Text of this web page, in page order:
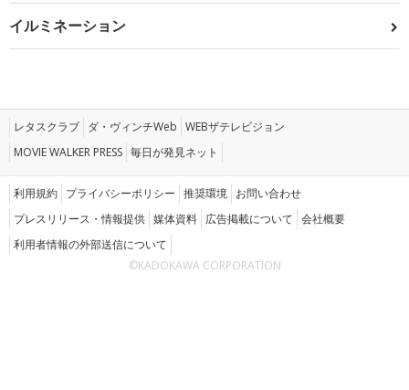
イルミネーション
レタスクラブ ダ・ヴィンチWeb WEBザテレビジョン
MOVIE WALKER PRESS 毎日が発見ネット
利用規約 プライバシーポリシー 推奨環境 お問い合わせ
プレスリリース・情報提供 媒体資料 広告掲載について 会社概要
利用者情報の外部送信について
©KADOKAWA CORPORATION